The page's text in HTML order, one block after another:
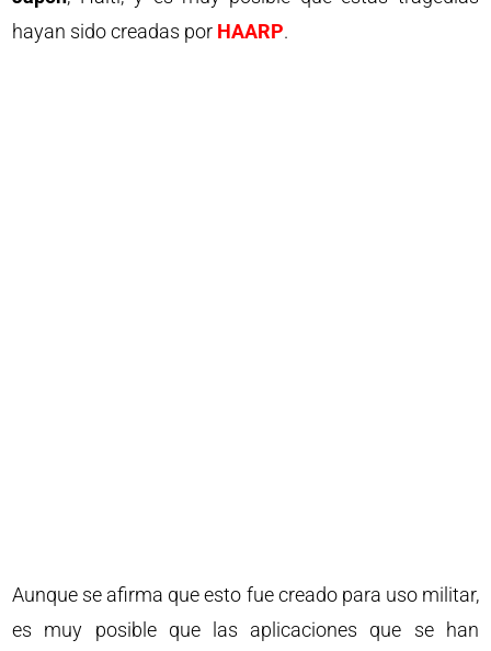
hayan sido creadas por HAARP.
Aunque se afirma que esto fue creado para uso militar,
es muy posible que las aplicaciones que se han